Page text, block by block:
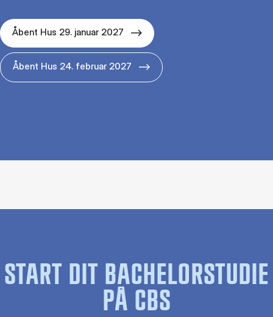
Åbent Hus 29. januar 2027
Åbent Hus 24. februar 2027
START DIT BACHELORSTUDIE
PÅ CBS